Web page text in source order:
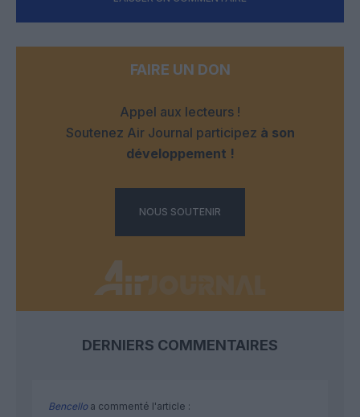
FAIRE UN DON
Appel aux lecteurs !
Soutenez Air Journal participez à son
développement !
NOUS SOUTENIR
DERNIERS COMMENTAIRES
Bencelloa commenté l'article :